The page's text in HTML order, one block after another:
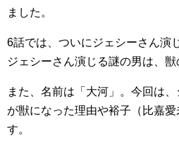
ました。
6話では、ついにジェシーさん演
ジェシーさん演じる謎の男は、獣
また、名前は「大河」。今回は
が獣になった理由や裕子（比嘉
す。